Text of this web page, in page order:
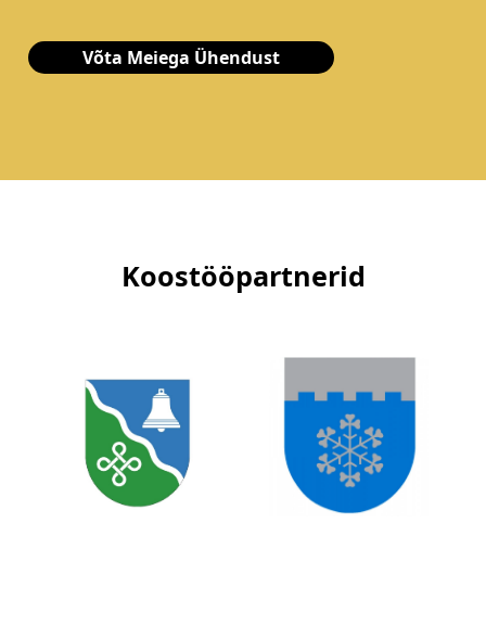
Võta Meiega Ühendust
Koostööpartnerid